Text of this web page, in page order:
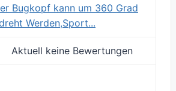
Bugkopf kann um 360 Grad
Werden,Sport...
Aktuell keine Bewertungen